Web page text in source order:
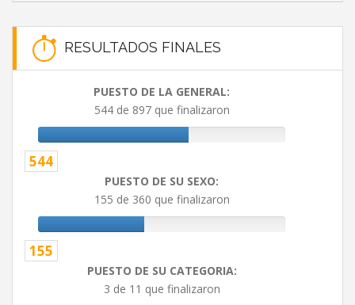
RESULTADOS FINALES
PUESTO DE LA GENERAL:
544 de 897 que finalizaron
544
PUESTO DE SU SEXO:
155 de 360 que finalizaron
155
PUESTO DE SU CATEGORIA:
3 de 11 que finalizaron